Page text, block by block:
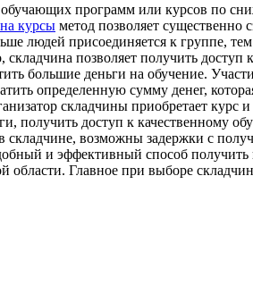
программ или курсов по
курсы метод позволяет существенно
людей присоединяется к группе,
позволяет получить
большие деньги на обучение.
определенную сумму денег,
складчины приобретает курс
доступ к качественному
возможны задержки с
и эффективный способ получить
Главное при выборе